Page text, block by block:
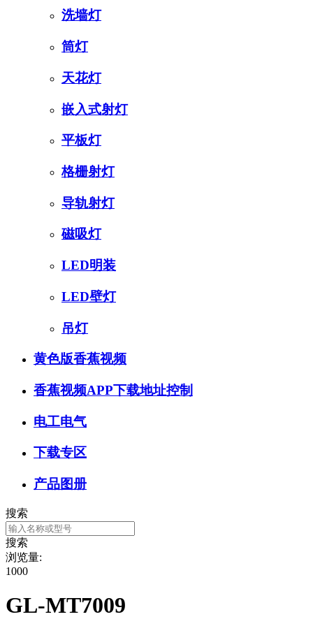
洗墙灯
筒灯
天花灯
嵌入式射灯
平板灯
格栅射灯
导轨射灯
磁吸灯
LED明装
LED壁灯
吊灯
黄色版香蕉视频
香蕉视频APP下载地址控制
电工电气
下载专区
产品图册
搜索
搜索
浏览量:
1000
GL-MT7009